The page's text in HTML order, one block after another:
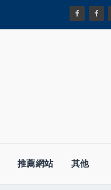
推薦網站 其他